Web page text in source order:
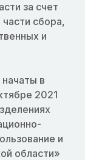
за счет
сбора,
и
в
2021
и
области»